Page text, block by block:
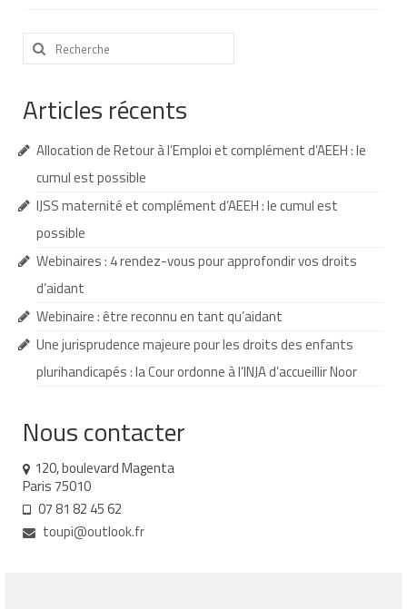
Aide aux démarches
Projet de vie
Demande d’allocations
Taux de handicap et carte d’invalidité
Demande d’AVS
Autres aides financières
Aides municipales
Aides destinées aux fonctionnaires
Aide aux démarches relatives à la
scolarisation
Rechercher
:
Articles récents
Allocation de Retour à l’Emploi et complément d’AEEH : le
cumul est possible
IJSS maternité et complément d’AEEH : le cumul est
possible
Webinaires : 4 rendez-vous pour approfondir vos droits
d’aidant
Webinaire : être reconnu en tant qu’aidant
Une jurisprudence majeure pour les droits des enfants
plurihandicapés : la Cour ordonne à l’INJA d’accueillir Noor
Nous contacter
120, boulevard Magenta
Paris 75010
07 81 82 45 62
toupi@outlook.fr